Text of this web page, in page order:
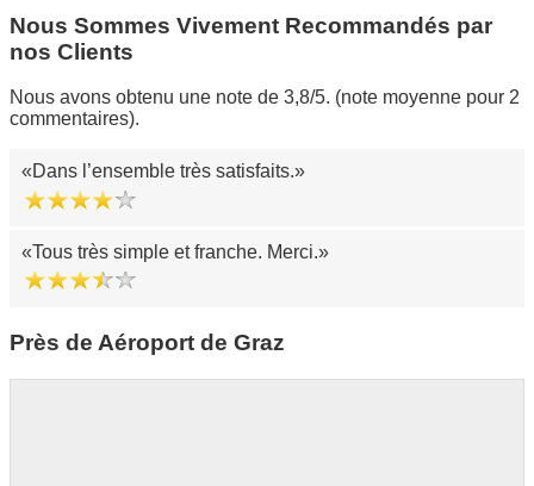
Nous Sommes Vivement Recommandés par
nos Clients
Nous avons obtenu une note de 3,8/5. (note moyenne pour 2
commentaires).
Dans l’ensemble très satisfaits.
Tous très simple et franche. Merci.
Près de Aéroport de Graz